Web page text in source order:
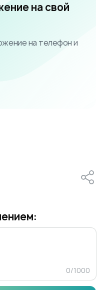
на свой
на телефон и
0/1000